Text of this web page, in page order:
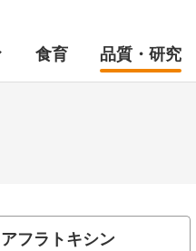
食育 品質・研究
アフラトキシン